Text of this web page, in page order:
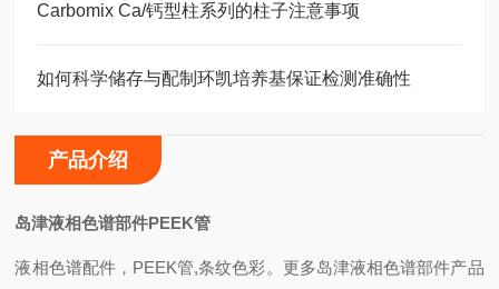
Carbomix Ca/钙型柱系列的柱子注意事项
如何科学储存与配制环凯培养基保证检测准确性
产品介绍
岛津液相色谱部件PEEK管
液相色谱配件，PEEK管,条纹色彩。更多岛津液相色谱部件产品